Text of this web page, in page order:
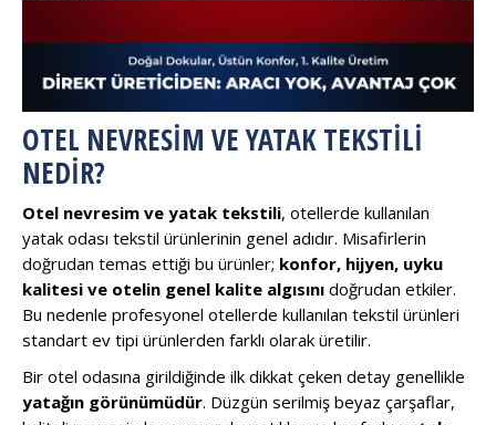
OTEL NEVRESIM VE YATAK TEKSTILI
NEDIR?
Otel nevresim ve yatak tekstili, otellerde kullanılan
yatak odası tekstil ürünlerinin genel adıdır. Misafirlerin
doğrudan temas ettiği bu ürünler; konfor, hijyen, uyku
kalitesi ve otelin genel kalite algısını doğrudan etkiler.
Bu nedenle profesyonel otellerde kullanılan tekstil ürünleri
standart ev tipi ürünlerden farklı olarak üretilir.
Bir otel odasına girildiğinde ilk dikkat çeken detay genellikle
yatağın görünümüdür. Düzgün serilmiş beyaz çarşaflar,